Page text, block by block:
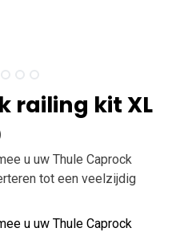
railing kit XL
u uw Thule Caprock
tot een veelzijdig
u uw Thule Caprock